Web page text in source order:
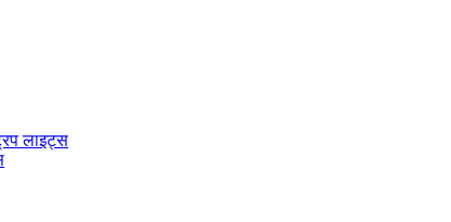
लाइट्स